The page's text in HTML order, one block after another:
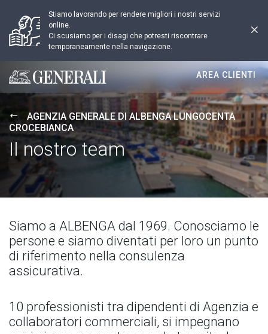
Stiamo lavorando per rendere migliori i nostri servizi
online.
Ci scusiamo per i disagi che potresti riscontrare
temporaneamente nella navigazione.
Generali logo
AREA CLIENTI
AGENZIA GENERALE DI ALBENGA LUNGOCENTA
CROCEBIANCA
Il nostro team
Siamo a ALBENGA dal 1969. Conosciamo le
persone e siamo diventati per loro un punto
di riferimento nella consulenza
assicurativa.
10 professionisti tra dipendenti di Agenzia e
collaboratori commerciali, si impegnano